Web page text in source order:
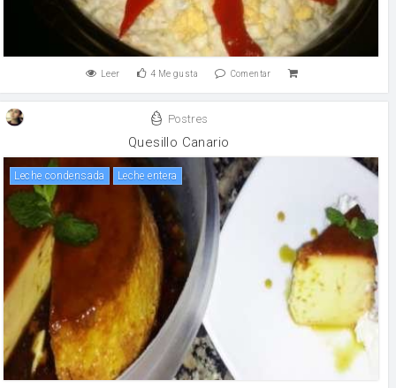
Leer 4 Me gusta Comentar
Postres
Quesillo Canario
leche condensada leche entera